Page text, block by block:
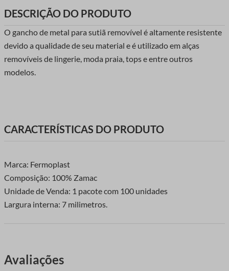
DESCRIÇÃO DO PRODUTO
O gancho de metal para sutiã removível é altamente resistente
devido a qualidade de seu material e é utilizado em alças
removíveis de lingerie, moda praia, tops e entre outros
modelos.
CARACTERÍSTICAS DO PRODUTO
Marca: Fermoplast
Composição: 100% Zamac
Unidade de Venda: 1 pacote com 100 unidades
Largura interna: 7 milimetros.
Avaliações